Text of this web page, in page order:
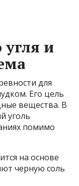
и
для
Его цель
вещества. В
уголь
помимо
на основе
черную соль